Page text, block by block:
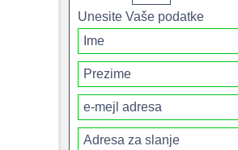
Unesite Vaše podatke